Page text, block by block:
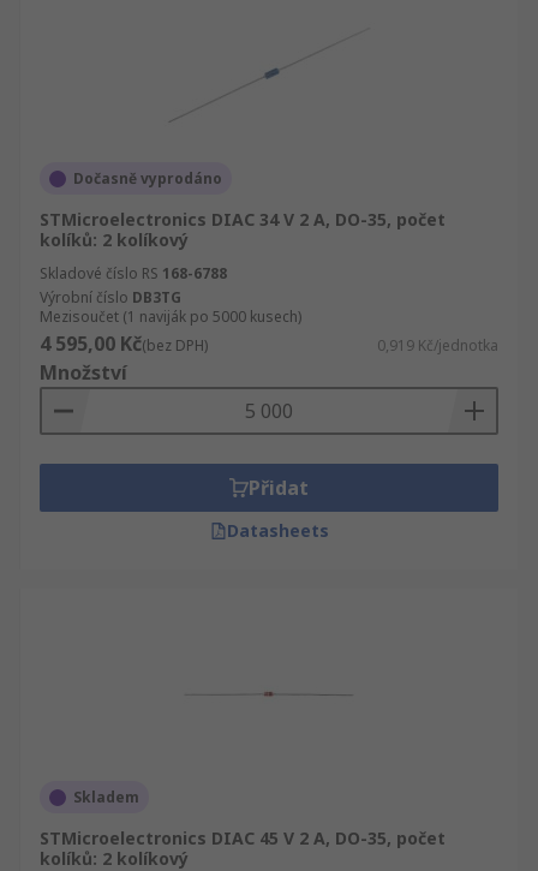
Dočasně vyprodáno
STMicroelectronics DIAC 34 V 2 A, DO-35, počet
kolíků: 2 kolíkový
Skladové číslo RS 168-6788
Výrobní číslo DB3TG
Mezisoučet (1 naviják po 5000 kusech)
4 595,00 Kč(bez DPH) 0,919 Kč/jednotka
Množství
Přidat
Datasheets
Skladem
STMicroelectronics DIAC 45 V 2 A, DO-35, počet
kolíků: 2 kolíkový